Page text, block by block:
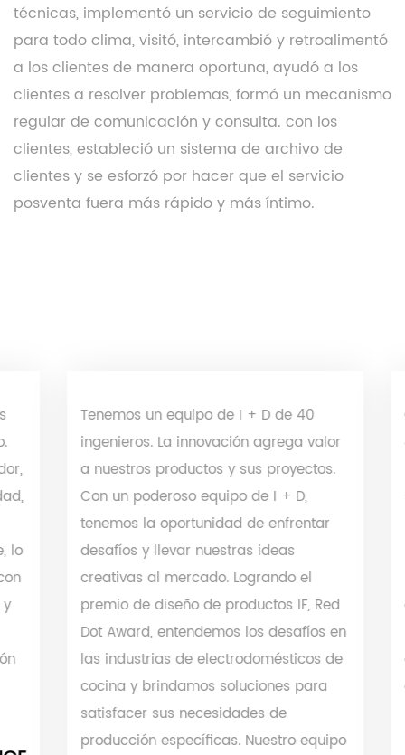
técnicas, implementó un servicio de seguimiento
para todo clima, visitó, intercambió y retroalimentó
a los clientes de manera oportuna, ayudó a los
clientes a resolver problemas, formó un mecanismo
regular de comunicación y consulta. con los
clientes, estableció un sistema de archivo de
clientes y se esforzó por hacer que el servicio
posventa fuera más rápido y más íntimo.
Tenemos un equipo de I + D de 40
ingenieros. La innovación agrega valor
a nuestros productos y sus proyectos.
Con un poderoso equipo de I + D,
tenemos la oportunidad de enfrentar
desafíos y llevar nuestras ideas
creativas al mercado. Logrando el
premio de diseño de productos IF, Red
Dot Award, entendemos los desafíos en
las industrias de electrodomésticos de
cocina y brindamos soluciones para
satisfacer sus necesidades de
producción específicas. Nuestro equipo
4000
de
de $